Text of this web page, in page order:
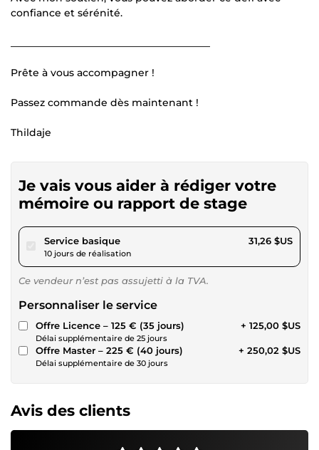
confiance et sérénité.
Prête à vous accompagner !
Passez commande dès maintenant !
Thildaje
Je vais vous aider à rédiger votre
mémoire ou rapport de stage
Service basiquepour 28,80 $US
10 jours de réalisation
31,26 $US
Ce vendeur n’est pas assujetti à la TVA.
Personnaliser le service
Offre Licence – 125 € (35 jours)
Délai supplémentaire de 25 jours
+ 125,00 $US
Offre Master – 225 € (40 jours)
Délai supplémentaire de 30 jours
+ 250,02 $US
Avis des clients